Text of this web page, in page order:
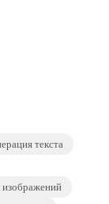
текста
изображений